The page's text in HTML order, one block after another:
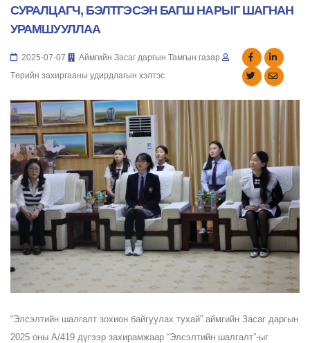
СУРАЛЦАГЧ, БЭЛТГЭСЭН БАГШ НАРЫГ ШАГНАН
УРАМШУУЛЛАА
2025-07-07
Аймгийн Засаг даргын Тамгын газар
Төрийн захиргааны удирдлагын хэлтэс
“Элсэлтийн шалгалт зохион байгуулах тухай” аймгийн Засаг даргын
2025 оны А/419 дүгээр захирамжаар “Элсэлтийн шалгалт”-ыг